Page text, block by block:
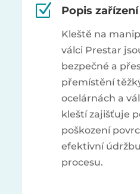
Z Popis zařízení
Kleště na
válci Prestar
bezpečné a
přemístění
ocelárnách a
kleští zajišťuje
poškození
efektivní
procesu.